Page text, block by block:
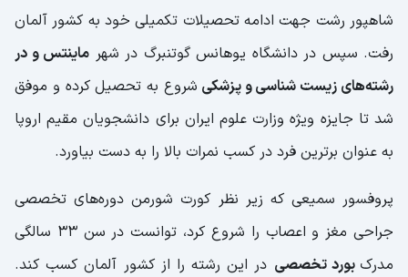
شاهپور رشت جهت ادامه تحصیلات تکمیلی خود به کشور آلمان
رفت‌. سپس در دانشگاه یوهانس گوتنبرگ در شهر ماینتس و در
رشته‌های زیست شناسی و پزشکی شروع به تحصیل کرده و موفق
شد تا جایزه ویژه وزارت علوم ایران برای دانشجویان مقیم اروپا
به عنوان برترین فرد در کسب نمرات بالا را به دست بیاورد.
پروفسور سمیعی که زیر نظر کورت شورمن دوره‌های تخصصی
جراحی مغز و اعصاب را شروع کرد، توانست در سن ۳۳ سالگی
مدرک بورد تخصصی در این رشته را از کشور آلمان کسب کند.